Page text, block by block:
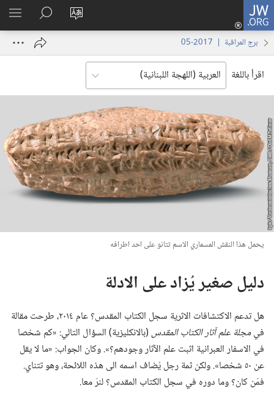
JW.ORG
تغيير
الموقع
تسجيل
الدخول
نافذة
البحث
في
JW.ORG
برج المراقبة | 2017-05
اقرأ باللغة
يحمل هذا النقش المسماري الاسم تتانو على احد اطرافه
دليل صغير يُزاد على الادلة
هل تدعم الاكتشافات الاثرية سجل الكتاب المقدس؟‏ عام ٢٠١٤،‏ طرحت مقالة
فيمجلة علم آثار الكتاب المقدس(‏بالانكليزية)‏ السؤال التالي:‏ «كم شخصا
في الاسفار العبرانية اثبت علم الآثار وجودهم؟‏».‏ وكان الجواب:‏ «ما لا يقل
عن ٥٠ شخصا».‏ ولكن ثمة رجل يُضاف اسمه الى هذه اللائحة،‏ وهو تتناي.‏
فمَن كان؟‏ وما دوره في سجل الكتاب المقدس؟‏ لنرَ معا.‏